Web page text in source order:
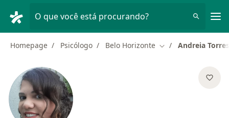
O que você está procurando?
Homepage Psicólogo Belo Horizonte Mudar de cidade
Andreia Torres